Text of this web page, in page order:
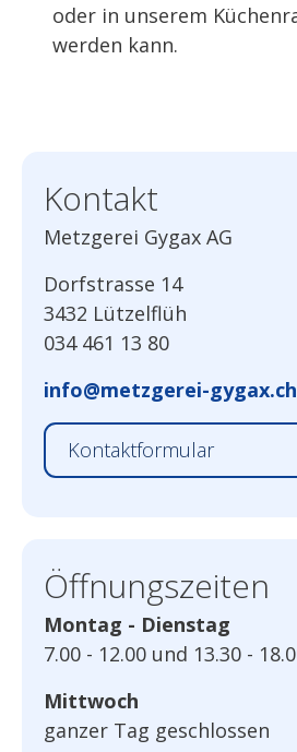
oder in unserem
werden kann.
Kontakt
Metzgerei Gygax AG
Dorfstrasse 14
3432 Lützelflüh
034 461 13 80
info@metzgerei-gygax.ch
Kontaktformular
Öffnungszeiten
Montag - Dienstag
7.00 - 12.00 und 13.30 -
Mittwoch
ganzer Tag geschlossen